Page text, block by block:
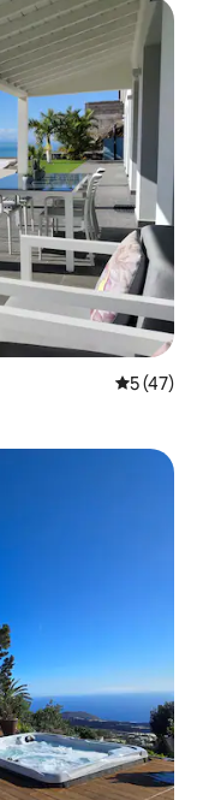
aimés
Note
5 (47)
aimés